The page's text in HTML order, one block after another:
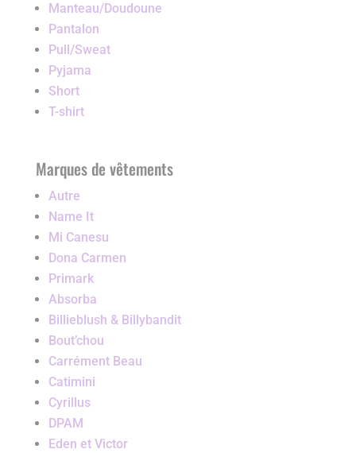
Manteau/Doudoune
Pantalon
Pull/Sweat
Pyjama
Short
T-shirt
Marques de vêtements
Autre
Name It
Mi Canesu
Dona Carmen
Primark
Absorba
Billieblush & Billybandit
Bout’chou
Carrément Beau
Catimini
Cyrillus
DPAM
Eden et Victor